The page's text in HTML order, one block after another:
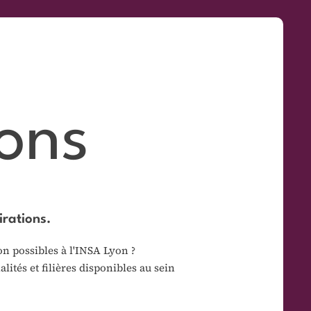
possibles à l'INSA Lyon ?
et filières disponibles au sein